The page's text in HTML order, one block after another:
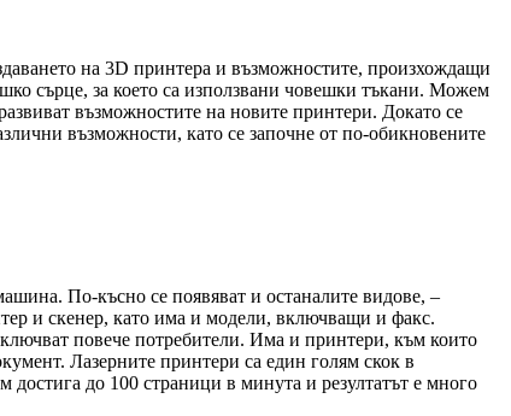
на 3D принтера и възможностите, произхождащи
сърце, за което са използвани човешки тъкани. Можем
възможностите на новите принтери. Докато се
възможности, като се започне от по-обикновените
По-късно се появяват и останалите видове, –
и скенер, като има и модели, включващи и факс.
повече потребители. Има и принтери, към които
Лазерните принтери са един голям скок в
до 100 страници в минута и резултатът е много